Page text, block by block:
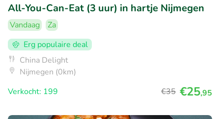
All-You-Can-Eat (3 uur) in hartje Nijmegen
Vandaag
Za
Erg populaire deal
China Delight
Nijmegen (0km)
Verkocht: 199
€35 €25,95